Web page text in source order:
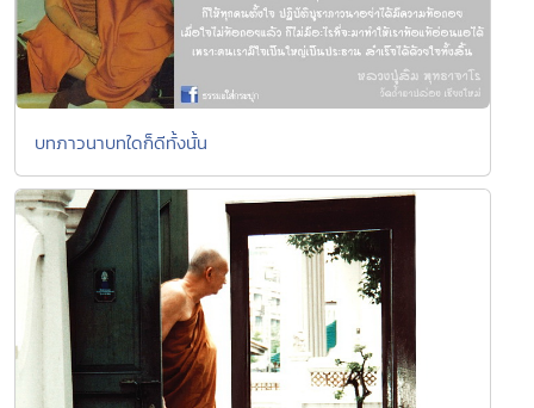
บทภาวนาบทใดก็ดีทั้งนั้น